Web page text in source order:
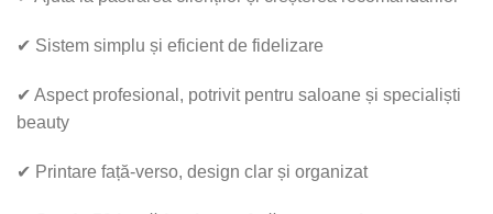
✔ Sistem simplu și eficient de fidelizare
✔ Aspect profesional, potrivit pentru saloane și specialiști
beauty
✔ Printare față-verso, design clar și organizat